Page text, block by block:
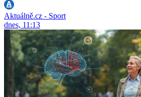
Aktuálně.cz - Sport
dnes, 11:13